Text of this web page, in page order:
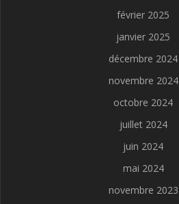
février 2025
janvier 2025
décembre 2024
novembre 2024
octobre 2024
juillet 2024
juin 2024
mai 2024
novembre 2023